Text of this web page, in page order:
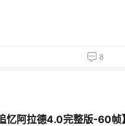
8
忆阿拉德4.0完整版-60